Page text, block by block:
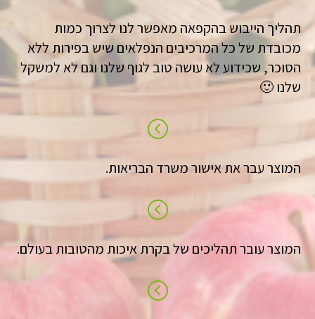
תהליך הייבוש בהקפאה מאפשר לנו לצרוך כמות
מכובדת של כל המרכיבים הנפלאים שיש בפירות ללא
הסוכר, שכידוע לא עושה טוב לגוף שלנו וגם לא למשקל
שלנו 🙂
המוצר עבר את אישור משרד הבריאות.
המוצר עובר תהליכים של בקרת איכות מהטובות בעולם.